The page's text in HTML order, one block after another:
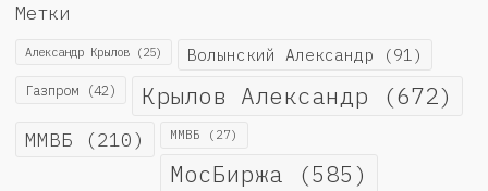
Метки
Александр Крылов (25) Волынский Александр (91)
Газпром (42) Крылов Александр (672)
ММВБ (210) ММВБ (27)
МосБиржа (585)